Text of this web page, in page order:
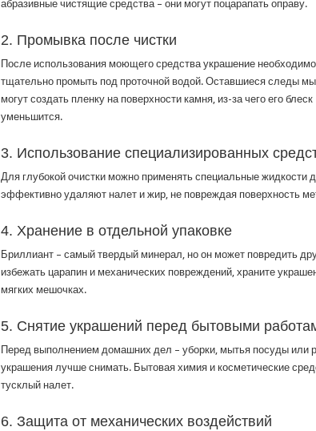
абразивные чистящие средства – они могут поцарапать оправу.
2. Промывка после чистки
После использования моющего средства украшение необходимо
тщательно промыть под проточной водой. Оставшиеся следы
могут создать пленку на поверхности камня, из-за чего его блеск
уменьшится.
3. Использование специализированных
Для глубокой очистки можно применять специальные жидкости
эффективно удаляют налет и жир, не повреждая поверхность
4. Хранение в отдельной упаковке
Бриллиант – самый твердый минерал, но он может повредить
избежать царапин и механических повреждений, храните
мягких мешочках.
5. Снятие украшений перед бытовыми
Перед выполнением домашних дел – уборки, мытья посуды или
украшения лучше снимать. Бытовая химия и косметические
тусклый налет.
6. Защита от механических воздействий